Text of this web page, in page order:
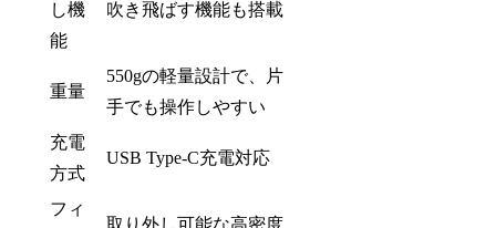
し機
能
吹き飛ばす機能も搭載
重量
550gの軽量設計で、片
手でも操作しやすい
充電
方式
USB Type-C充電対応
フィ